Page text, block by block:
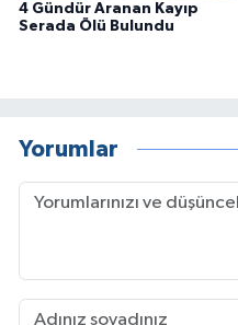
4 Gündür Aranan Kayıp
Serada Ölü Bulundu
Yorumlar